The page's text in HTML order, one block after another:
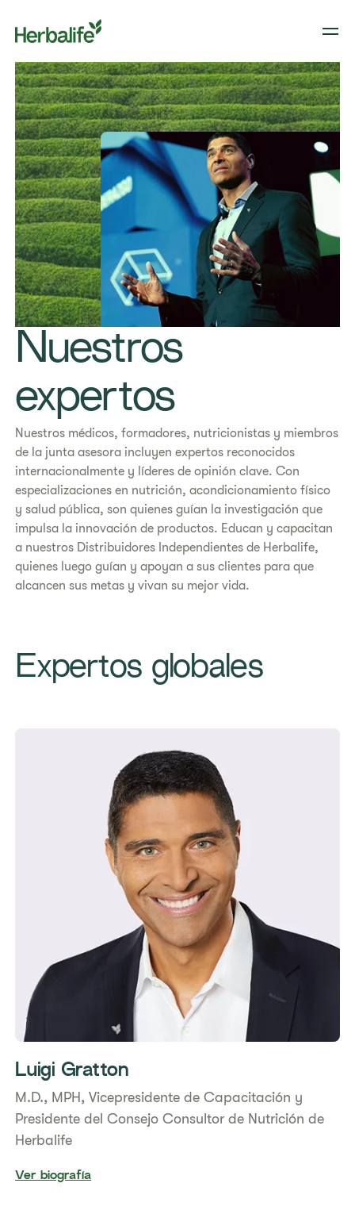
Nuestros
expertos
Nuestros médicos, formadores, nutricionistas y miembros
de la junta asesora incluyen expertos reconocidos
internacionalmente y líderes de opinión clave. Con
especializaciones en nutrición, acondicionamiento físico
y salud pública, son quienes guían la investigación que
impulsa la innovación de productos. Educan y capacitan
a nuestros Distribuidores Independientes de Herbalife,
quienes luego guían y apoyan a sus clientes para que
alcancen sus metas y vivan su mejor vida.
Expertos globales
Luigi Gratton
M.D., MPH, Vicepresidente de Capacitación y
Presidente del Consejo Consultor de Nutrición de
Herbalife
Ver biografía